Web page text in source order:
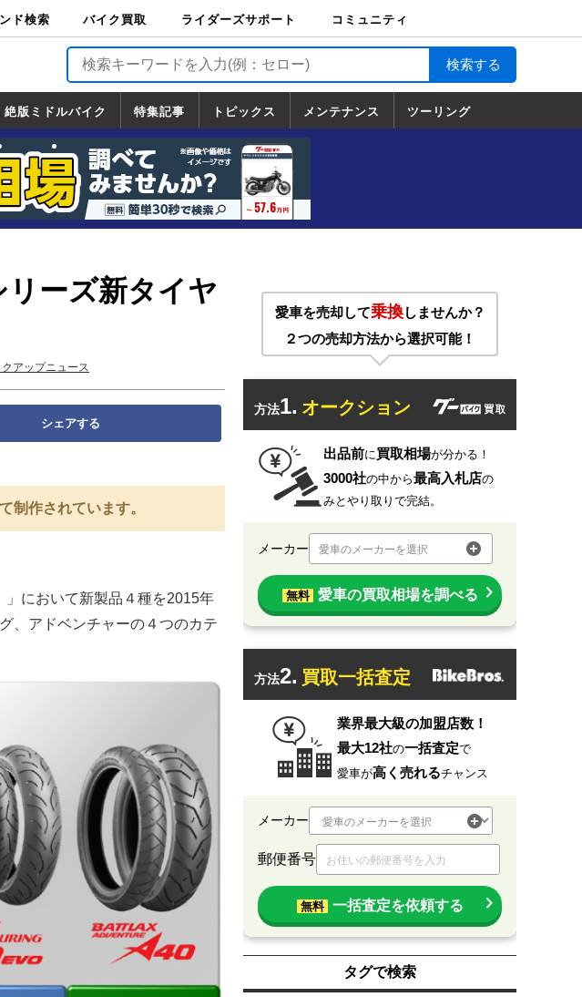
ド検索 バイク買取
バイク買取
ライダーズサポート
ライダーズサポート
TOP
バイク輸送
バイクガレージライ
フ
バイク車両保険
ロードサービス
バイク試乗
コミュニティ
絶版ミドルバイク
絶版ミドルバイク
一覧
ホンダ
ヤマハ
スズキ
カワサキ
特集記事 トピックス
トピックス
一覧
ホンダ
ヤマハ
スズキ
カワサキ
ハーレーダ
ビッドソン
BMW
ドゥカティ
トライアン
フ
メンテナンス ツーリング
査隊
グ情報局
50選
リング
リーズ新タイヤ
クアップニュース
シェアする
制作されています。
において新製品４種を2015年
、アドベンチャーの４つのカテ
愛車を売却して乗換しませんか？
２つの売却方法から選択可能！
方法1. オークション
出品前に買取相場が分かる！
3000社の中から最高入札店の
みとやり取りで完結。
メーカー 愛車のメーカーを選択
無料 愛車の買取相場を調べる
方法2. 買取一括査定
業界最大級の加盟店数！
最大12社の一括査定で
愛車が高く売れるチャンス
メーカー
郵便番号
無料 一括査定を依頼する
タグで検索